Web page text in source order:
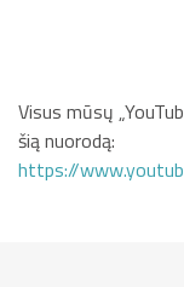
Visus mūsų
šią nuorodą:
https://